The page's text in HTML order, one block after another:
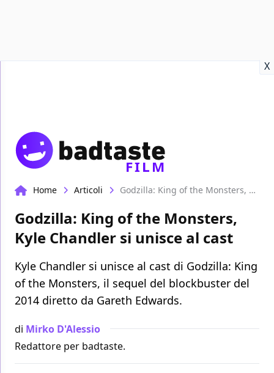
X
FILM
Home Articoli Godzilla: King of the Monsters, Kyle Chandler si unisce al cast
Godzilla: King of the Monsters,
Kyle Chandler si unisce al cast
Kyle Chandler si unisce al cast di Godzilla: King
of the Monsters, il sequel del blockbuster del
2014 diretto da Gareth Edwards.
di Mirko D'Alessio
Redattore per badtaste.